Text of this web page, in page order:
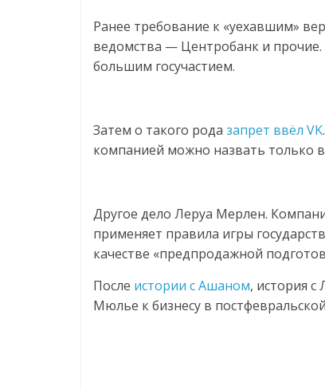
Ранее требование к «уехавшим»
ведомства — Центробанк и прочие.
большим госучастием.
Затем о такого рода запрет ввёл VK
компанией можно назвать только
Другое дело Леруа Мерлен.
применяет правила игры
качестве «предпродажной
После истории с Ашаном, история с
Мюлье к бизнесу в